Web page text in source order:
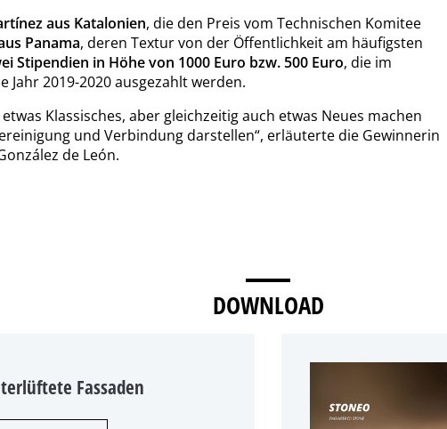
aus Katalonien, die den Preis vom Technischen Komitee
Panama, deren Textur von der Öffentlichkeit am häufigsten
Stipendien in Höhe von 1000 Euro bzw. 500 Euro, die im
2019-2020 ausgezahlt werden.
Klassisches, aber gleichzeitig auch etwas Neues machen
und Verbindung darstellen“, erläuterte die Gewinnerin
de León.
DOWNLOAD
Fassaden